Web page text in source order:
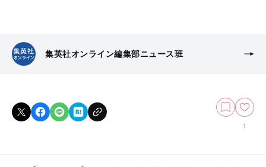
集英社オンライン編集部ニュース班
1